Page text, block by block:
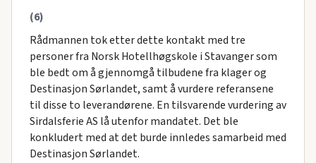
(6)
Rådmannen tok etter dette kontakt med tre
personer fra Norsk Hotellhøgskole i Stavanger som
ble bedt om å gjennomgå tilbudene fra klager og
Destinasjon Sørlandet, samt å vurdere referansene
til disse to leverandørene. En tilsvarende vurdering av
Sirdalsferie AS lå utenfor mandatet. Det ble
konkludert med at det burde innledes samarbeid med
Destinasjon Sørlandet.